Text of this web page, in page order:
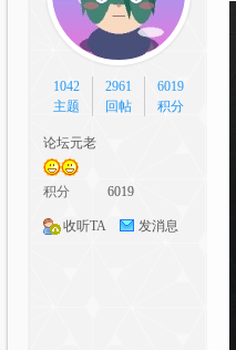
1042
主题
2961
回帖
6019
积分
论坛元老
积分 6019
收听TA 发消息